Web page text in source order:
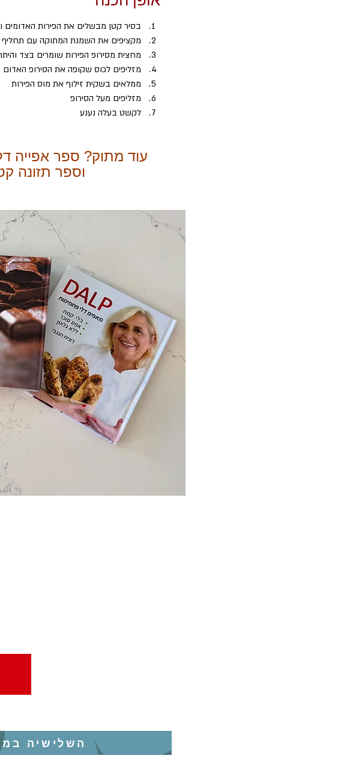
בסיר קטן מבשלים את הפירות האדומים
מקציפים את השמנת המתוקה עם תחליף
מחצית מסירופ הפירות שומרים בצד
מזליפים לכוס שקופה את הסירופ האדום
ממלאים בשקית זילוף את מוס הפירות
מזליפים מעל הסירופ
לקשט בעלה נענע
עוד מתוק? ספר אפייה
וספר תזונה
השלישיה